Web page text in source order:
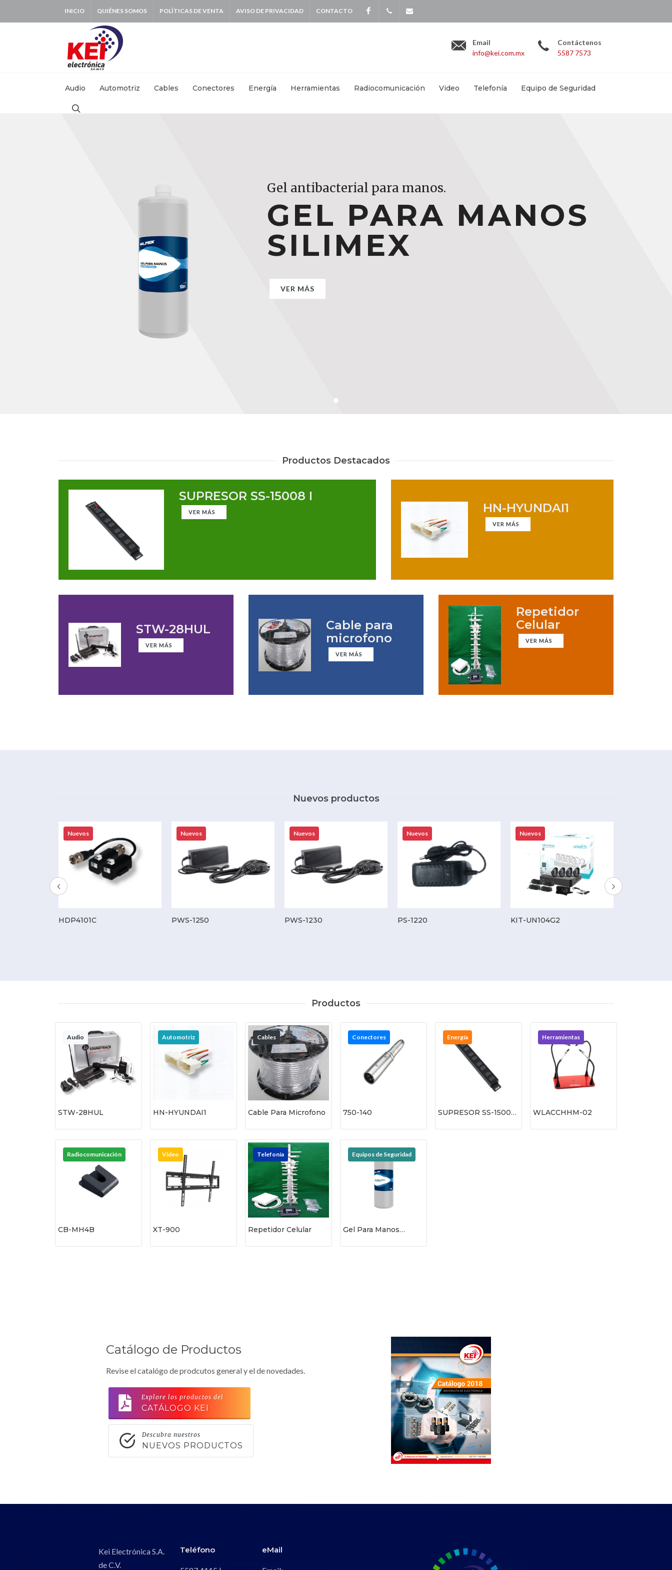
INICIO QUIÉNES SOMOS POLÍTICAS DE VENTA AVISO DE PRIVACIDAD CONTACTO Facebook
Email
info@kei.com.mx
Contáctenos
5587 7573
Audio Automotriz Cables Conectores Energía Herramientas Radiocomunicación Video Telefonía Equipo de Seguridad
Gel antibacterial para manos.
GEL PARA MANOS
SILIMEX
VER MÁS
Gel antibacterial para manos.
GEL PARA MANOS
SILIMEX
VER MÁS
Gel antibacterial para manos.
GEL PARA MANOS
SILIMEX
VER MÁS
Productos Destacados
SUPRESOR SS-15008 I
VER MÁS HN-HYUNDAI1
VER MÁS
STW-28HUL
VER MÁS
Cable para
microfono
VER MÁS
Repetidor
Celular
VER MÁS
Nuevos productos
Nuevos
HDP4101C
Nuevos
PWS-1250
Nuevos
PWS-1230
Nuevos
PS-1220
Nuevos
KIT-UN104G2
Productos
Audio
STW-28HUL
Automotriz
HN-HYUNDAI1
Cables
Cable Para Microfono
Conectores
750-140
Energía
SUPRESOR SS-15008
Herramientas
WLACCHHM-02
Radiocomunicación
CB-MH4B
Video
XT-900
Telefonía
Repetidor Celular
Equipos de Seguridad
Gel Para Manos
Catálogo de Productos
Revise el catalógo de prodcutos general y el de novedades.
Explore los productos del
CATÁLOGO KEI
Descubra nuestros
NUEVOS PRODUCTOS
Kei Electrónica S.A.
de C.V.
Teléfono eMail